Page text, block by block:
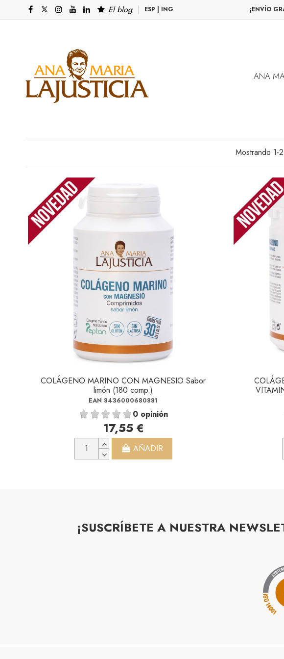
El blog ESP | ING ¡ENVÍO
ANA
Mostrando 1-
COLÁGENO MARINO CON MAGNESIO Sabor
limón (180 comp.)
EAN 8436000680881
0 opinión
17,55 €
AÑADIR
¡SUSCRÍBETE A NUESTRA